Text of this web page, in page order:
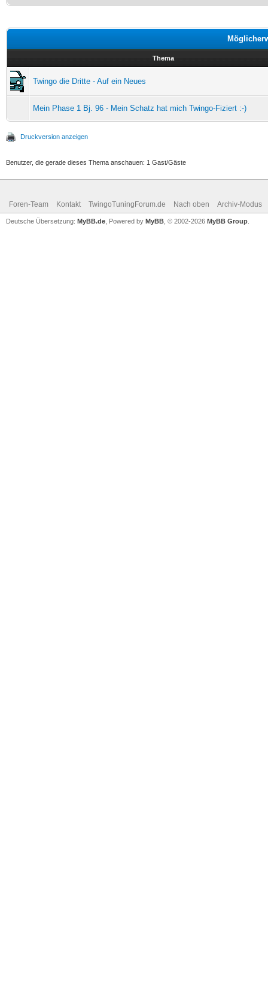
Thema
Twingo die Dritte - Auf ein Neues
Mein Phase 1 Bj. 96 - Mein Schatz hat mich Twingo-Fiziert :-)
Druckversion anzeigen
Benutzer, die gerade dieses Thema anschauen: 1 Gast/Gäste
Foren-Team Kontakt TwingoTuningForum.de Nach oben Archiv-Modus
Deutsche Übersetzung: MyBB.de , Powered by MyBB , © 2002-2026 MyBB Group